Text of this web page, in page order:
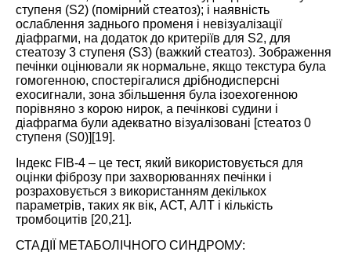
ступеня (S2) (помірний стеатоз); і наявність
ослаблення заднього променя і невізуалізації
діафрагми, на додаток до критеріїв для S2, для
стеатозу 3 ступеня (S3) (важкий стеатоз). Зображення
печінки оцінювали як нормальне, якщо текстура була
гомогенною, спостерігалися дрібнодисперсні
ехосигнали, зона збільшення була ізоехогенною
порівняно з корою нирок, а печінкові судини і
діафрагма були адекватно візуалізовані [стеатоз 0
ступеня (S0)][19].
Індекс FIB-4 – це тест, який використовується для
оцінки фіброзу при захворюваннях печінки і
розраховується з використанням декількох
параметрів, таких як вік, АСТ, АЛТ і кількість
тромбоцитів [20,21].
СТАДІЇ МЕТАБОЛІЧНОГО СИНДРОМУ: